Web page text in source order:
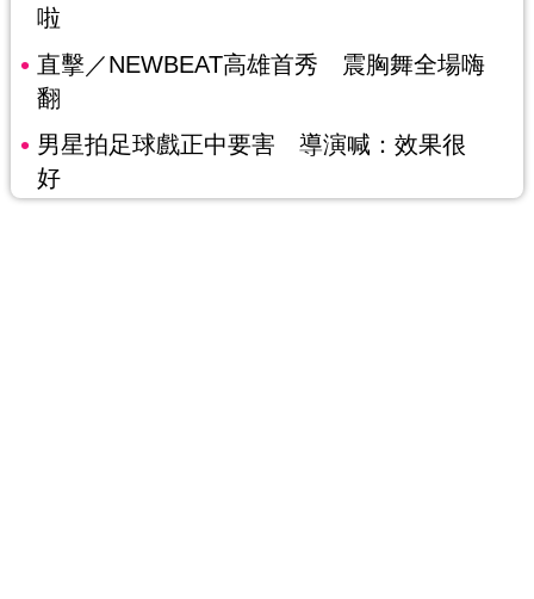
啦
直擊／NEWBEAT高雄首秀 震胸舞全場嗨
翻
男星拍足球戲正中要害 導演喊：效果很
好